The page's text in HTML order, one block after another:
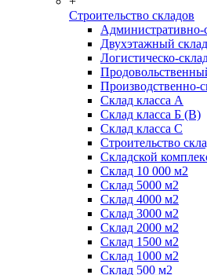
Строительство складов
Административно-
Двухэтажный склад
Логистическо-
Производственно-
Склад класса А
Склад класса Б (B)
Склад класса С
Строительство
Складской
Склад 10 000 м2
Склад 5000 м2
Склад 4000 м2
Склад 3000 м2
Склад 2000 м2
Склад 1500 м2
Склад 1000 м2
Склад 500 м2